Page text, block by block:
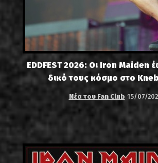
EDDFEST 2026: Οι Iron Maiden
δικό τους κόσμο στο
Νέα του Fan Club 15/07/